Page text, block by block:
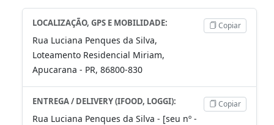
LOCALIZAÇÃO, GPS E MOBILIDADE:
Rua Luciana Penques da Silva,
Loteamento Residencial Miriam,
Apucarana - PR, 86800-830
Copiar
ENTREGA / DELIVERY (IFOOD, LOGGI):
Rua Luciana Penques da Silva - [seu nº -
Copiar